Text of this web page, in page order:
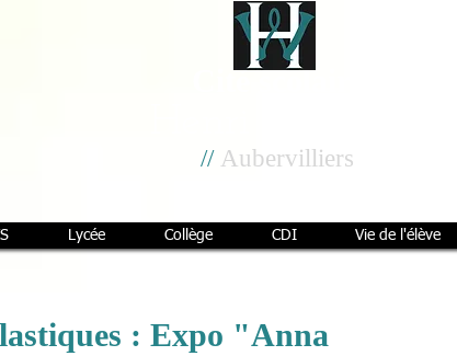
Cité scolaire
//Aubervilliers
Lycée Collège CDI Vie de l'élève
: Expo "Anna